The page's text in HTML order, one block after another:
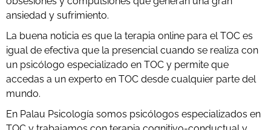
ansiedad y sufrimiento.
La buena noticia es que la terapia online para el TOC es
igual de efectiva que la presencial cuando se realiza con
un psicólogo especializado en TOC y permite que
accedas a un experto en TOC desde cualquier parte del
mundo.
En Palau Psicología somos psicólogos especializados en